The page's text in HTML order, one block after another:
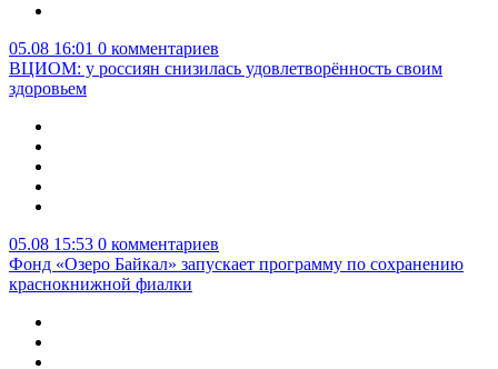
05.08 16:01 0 комментариев
ВЦИОМ: у россиян снизилась удовлетворённость своим
здоровьем
05.08 15:53 0 комментариев
Фонд «Озеро Байкал» запускает программу по сохранению
краснокнижной фиалки